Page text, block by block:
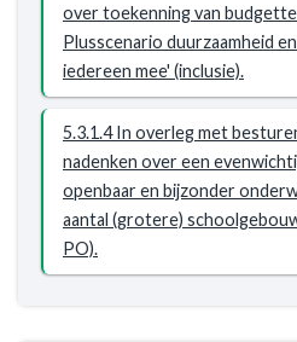
over toekenning van
Plusscenario duurzaamheid
iedereen mee' (inclusie).
5.3.1.4 In overleg met
nadenken over een
openbaar en bijzonder
aantal (grotere)
PO).